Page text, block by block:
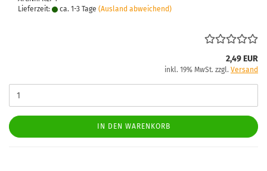
Lieferzeit:
ca. 1-3 Tage (Ausland abweichend)
2,49 EUR
inkl. 19% MwSt. zzgl. Versand
IN DEN WARENKORB